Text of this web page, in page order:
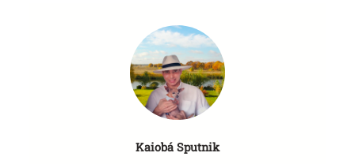
Kaiobá Sputnik